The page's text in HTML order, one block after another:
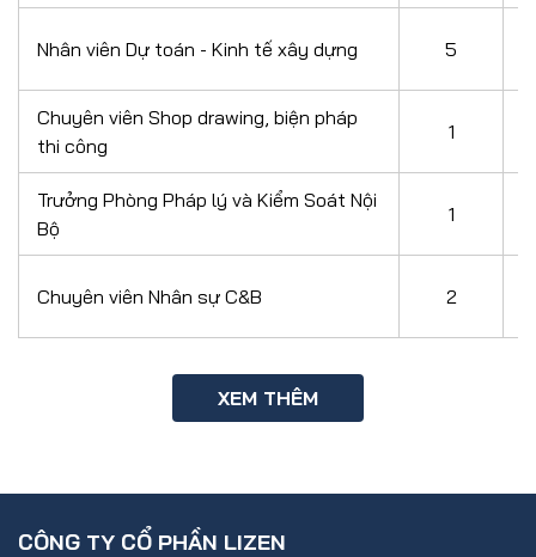
Nhân viên Dự toán - Kinh tế xây dựng 5
Chuyên viên Shop drawing, biện pháp
thi công
1
Trưởng Phòng Pháp lý và Kiểm Soát Nội
Bộ
1
Chuyên viên Nhân sự C&B 2
XEM THÊM
CÔNG TY CỔ PHẦN LIZEN